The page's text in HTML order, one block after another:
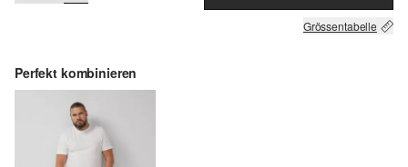
Grössentabelle
Perfekt kombinieren